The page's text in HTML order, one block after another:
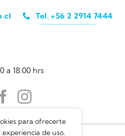
Tel. +56 2 2914 7444
a 18:00 hrs
para ofrecerte
de uso.